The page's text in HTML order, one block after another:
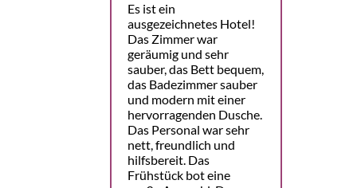
Es ist ein
ausgezeichnetes Hotel!
Das Zimmer war
geräumig und sehr
sauber, das Bett bequem,
das Badezimmer sauber
und modern mit einer
hervorragenden Dusche.
Das Personal war sehr
nett, freundlich und
hilfsbereit. Das
Frühstück bot eine